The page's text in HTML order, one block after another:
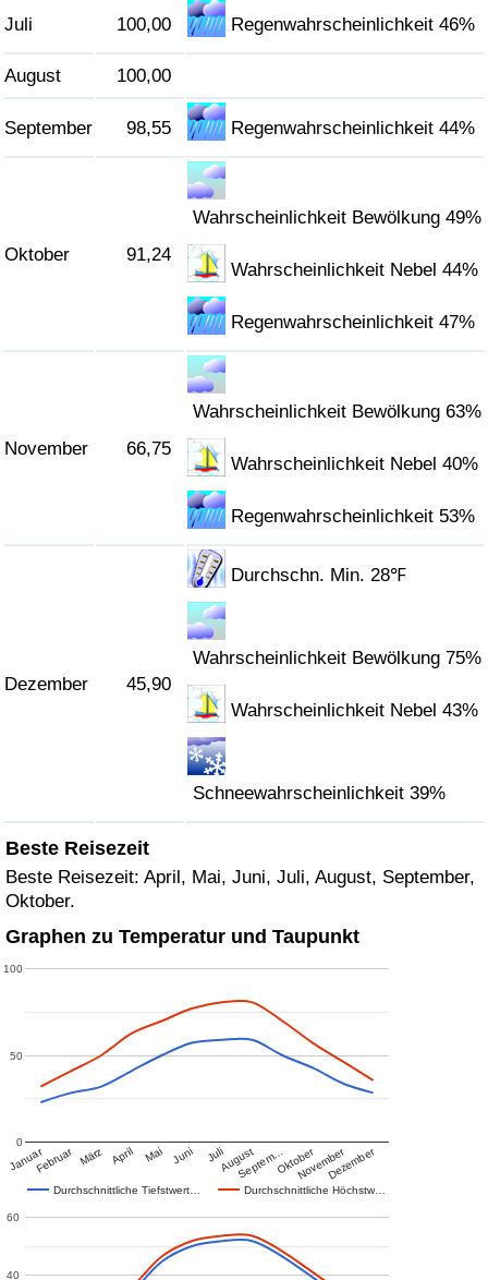
Juli 100,00 Regenwahrscheinlichkeit 46%
August 100,00
September 98,55 Regenwahrscheinlichkeit 44%
Oktober 91,24
Wahrscheinlichkeit Bewölkung 49%
Wahrscheinlichkeit Nebel 44%
Regenwahrscheinlichkeit 47%
November 66,75
Wahrscheinlichkeit Bewölkung 63%
Wahrscheinlichkeit Nebel 40%
Regenwahrscheinlichkeit 53%
Dezember 45,90
Durchschn. Min. 28℉
Wahrscheinlichkeit Bewölkung 75%
Wahrscheinlichkeit Nebel 43%
Schneewahrscheinlichkeit 39%
Beste Reisezeit
Beste Reisezeit: April, Mai, Juni, Juli, August, September,
Oktober.
Graphen zu Temperatur und Taupunkt
Durchschnittliche Tiefstwert… Durchschnittliche Höchstw…
JanuarFebruar März April Mai Juni JuliAugustSeptem…OktoberNovemberDezember
0
50
100
40
60